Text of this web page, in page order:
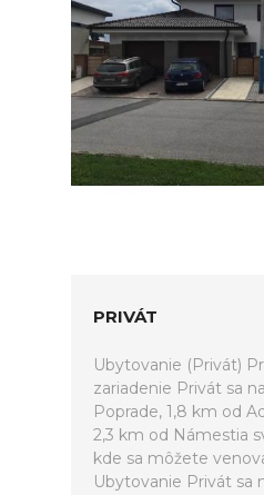
PRIVÁT
Ubytovanie (Privát)
zariadenie Privát sa
Poprade, 1,8 km od
2,3 km od Námestia
kde sa môžete
Ubytovanie Privát sa